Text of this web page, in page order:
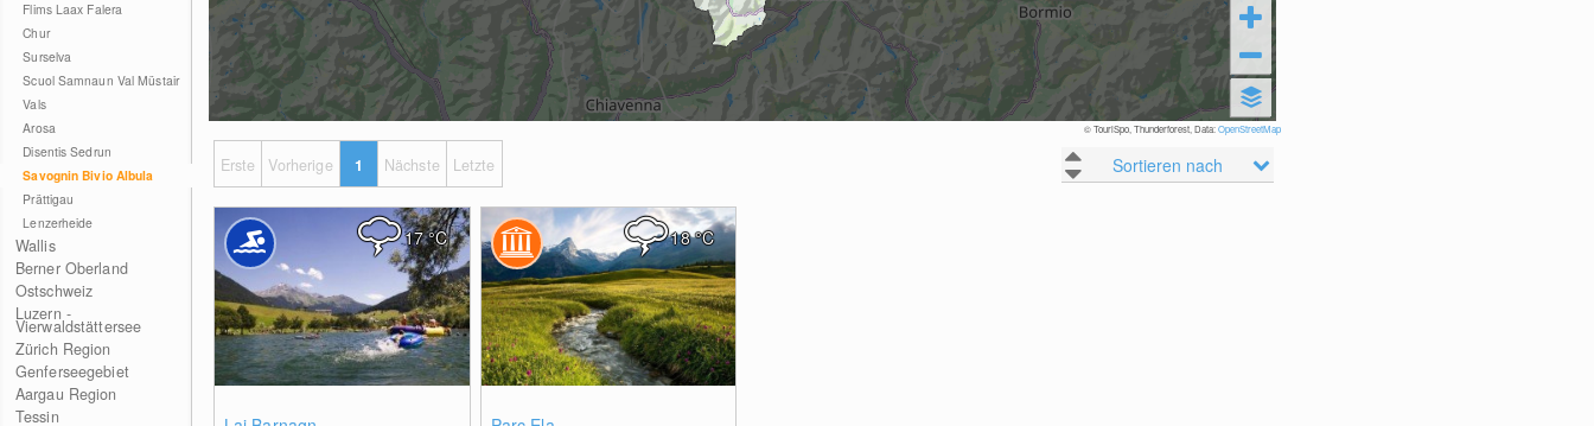
Flims Laax Falera
Chur
Surselva
Scuol Samnaun Val Müstair
Vals
Arosa
Disentis Sedrun
Savognin Bivio Albula
Prättigau
Lenzerheide
Wallis
Berner Oberland
Ostschweiz
Luzern -
Vierwaldstättersee
Zürich Region
Genferseegebiet
Aargau Region
Tessin
© TouriSpo, Thunderforest, Data:OpenStreetMap
Sortieren nach
Erste Vorherige 1 Nächste Letzte
17°C 18°C